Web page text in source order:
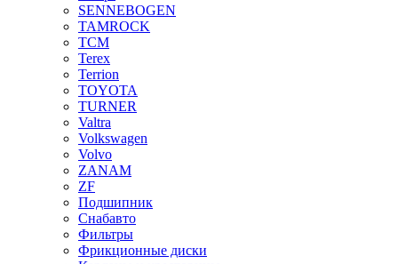
SENNEBOGEN
TAMROCK
TCM
Terex
Terrion
TOYOTA
TURNER
Valtra
Volkswagen
Volvo
ZANAM
ZF
Подшипник
Снабавто
Фильтры
Фрикционные диски